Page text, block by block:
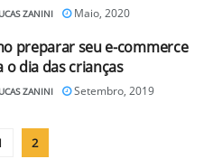
ZANINI Maio, 2020
preparar seu e-commerce
o dia das crianças
ZANINI Setembro, 2019
2